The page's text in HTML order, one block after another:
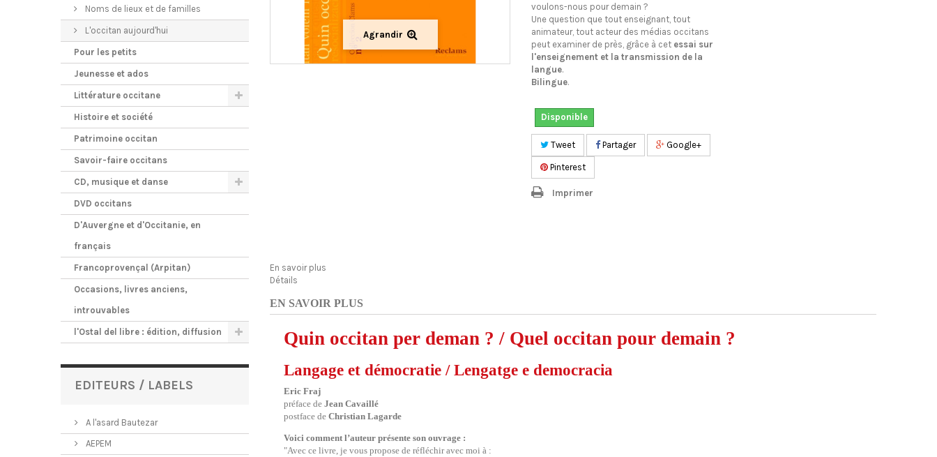
Noms de lieux et de familles
L'occitan aujourd'hui
Pour les petits
Jeunesse et ados
Littérature occitane
Histoire et société
Patrimoine occitan
Savoir-faire occitans
CD, musique et danse
DVD occitans
D'Auvergne et d'Occitanie, en
français
Francoprovençal (Arpitan)
Occasions, livres anciens,
introuvables
l'Ostal del libre : édition, diffusion
EDITEURS / LABELS
A l'asard Bautezar
AEPEM
Agrandir
voulons-nous pour demain ?
Une question que tout enseignant, tout
animateur, tout acteur des médias occitans
peut examiner de près, grâce à cet essai sur
l'enseignement et la transmission de la
langue.
Bilingue.
Disponible
Tweet Partager Google+
Pinterest
Imprimer
En savoir plus
Détails
EN SAVOIR PLUS
Quin occitan per deman ? / Quel occitan pour demain ?
Langage et démocratie / Lengatge e democracia
Eric Fraj
préface de Jean Cavaillé
postface de Christian Lagarde
Voici comment l’auteur présente son ouvrage :
"Avec ce livre, je vous propose de réfléchir avec moi à :